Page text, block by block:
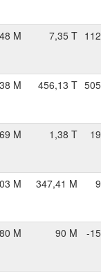
M 7,35 T
M 456,13 T
M 1,38 T
M 347,41 M
M 90 M -